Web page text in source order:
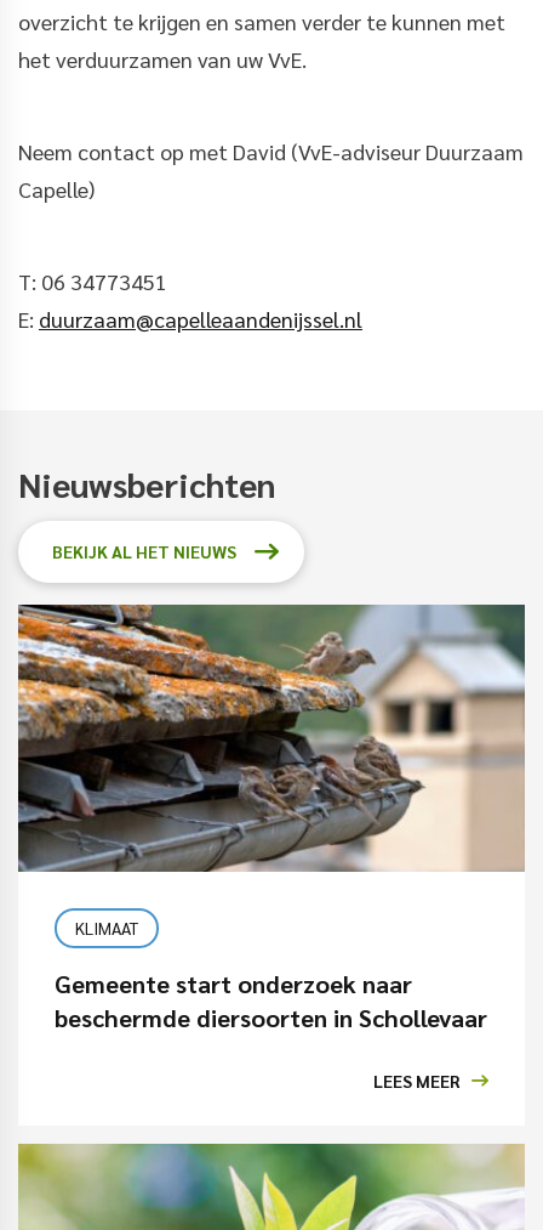
overzicht te krijgen en samen verder te kunnen met
het verduurzamen van uw VvE.
Neem contact op met David (VvE-adviseur Duurzaam
Capelle)
T: 06 34773451
E: duurzaam@capelleaandenijssel.nl
Nieuwsberichten
BEKIJK AL HET NIEUWS
KLIMAAT
Gemeente start onderzoek naar
beschermde diersoorten in Schollevaar
LEES MEER